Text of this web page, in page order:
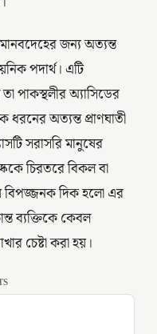
জন্য অত্যন্ত
পদার্থ। এটি
পাকস্থলীর অ্যাসিডের
ধরনের অত্যন্ত প্রাণঘাতী
সরাসরি মানুষের
চিরতরে বিকল বা
বিপজ্জনক দিক হলো এর
ব্যক্তিকে কেবল
চেষ্টা করা হয়।